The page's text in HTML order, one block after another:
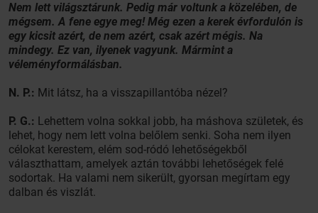
Nem lett világsztárunk. Pedig már voltunk a közelében, de
mégsem. A fene egye meg! Még ezen a kerek évfordulón is
egy kicsit azért, de nem azért, csak azért mégis. Na
mindegy. Ez van, ilyenek vagyunk. Mármint a
véleményformálásban.
N. P.: Mit látsz, ha a visszapillantóba nézel?
P. G.: Lehettem volna sokkal jobb, ha máshova születek, és
lehet, hogy nem lett volna belőlem senki. Soha nem ilyen
célokat kerestem, elém sod-ródó lehetőségekből
választhattam, amelyek aztán további lehetőségek felé
sodortak. Ha valami nem sikerült, gyorsan megírtam egy
dalban és viszlát.